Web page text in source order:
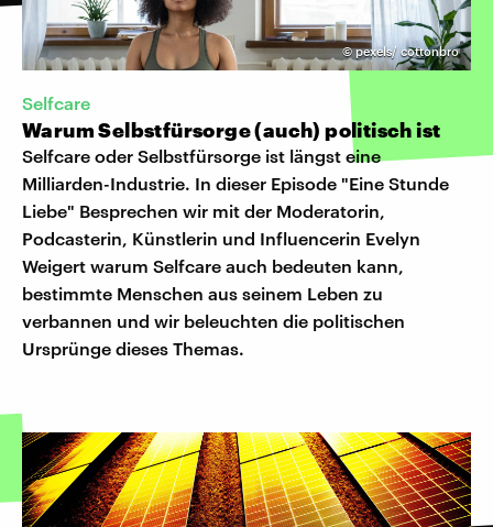
©pexels/ cottonbro
Selfcare
Warum Selbstfürsorge (auch) politisch ist
Selfcare oder Selbstfürsorge ist längst eine
Milliarden-Industrie. In dieser Episode "Eine Stunde
Liebe" Besprechen wir mit der Moderatorin,
Podcasterin, Künstlerin und Influencerin Evelyn
Weigert warum Selfcare auch bedeuten kann,
bestimmte Menschen aus seinem Leben zu
verbannen und wir beleuchten die politischen
Ursprünge dieses Themas.